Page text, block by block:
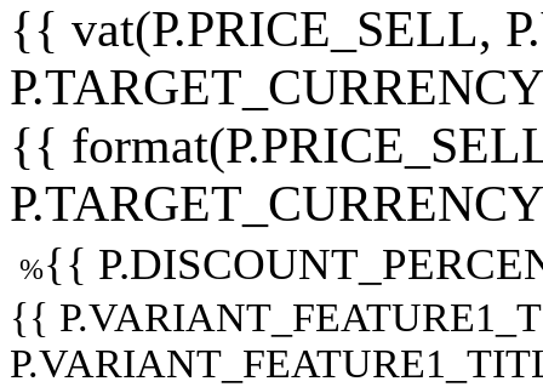
{{ vat(P.PRICE_SELL,
{{
%{{
{{